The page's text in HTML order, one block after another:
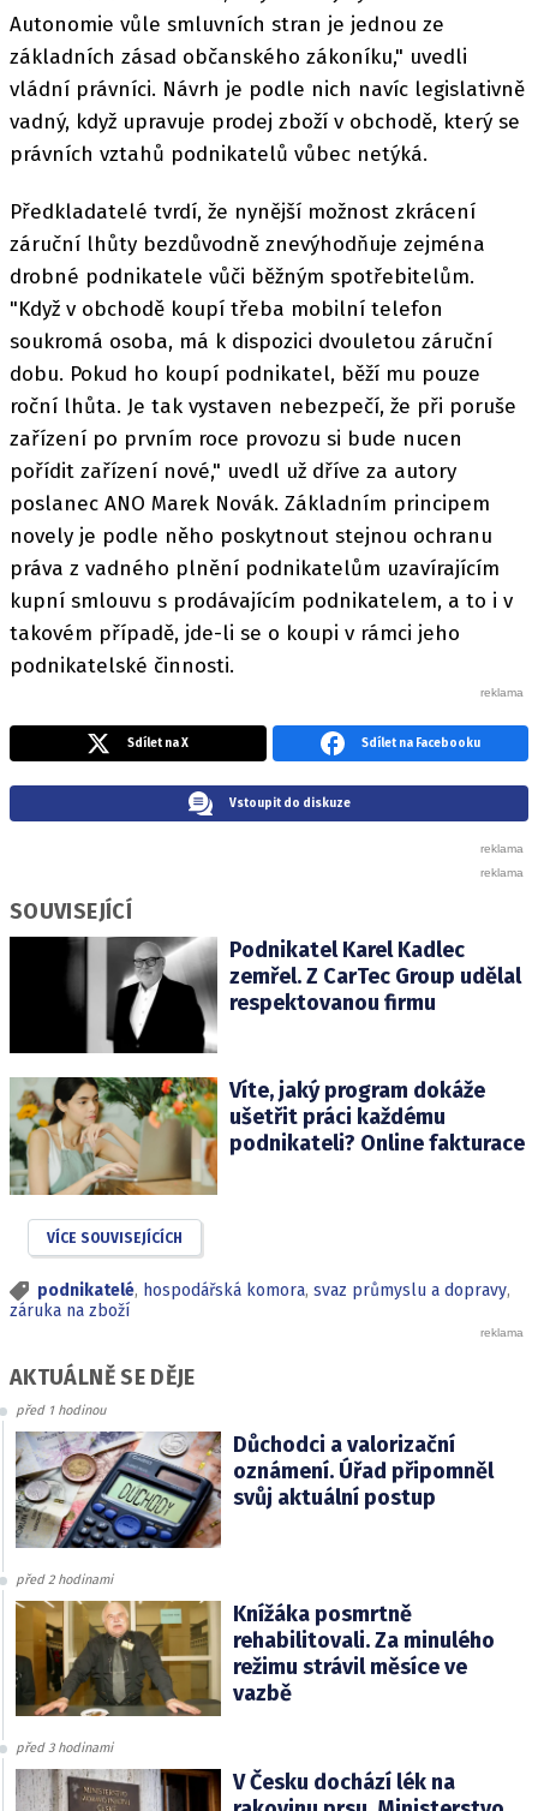
Autonomie vůle smluvních stran je jednou ze
základních zásad občanského zákoníku," uvedli
vládní právníci. Návrh je podle nich navíc legislativně
vadný, když upravuje prodej zboží v obchodě, který se
právních vztahů podnikatelů vůbec netýká.
Předkladatelé tvrdí, že nynější možnost zkrácení
záruční lhůty bezdůvodně znevýhodňuje zejména
drobné podnikatele vůči běžným spotřebitelům.
"Když v obchodě koupí třeba mobilní telefon
soukromá osoba, má k dispozici dvouletou záruční
dobu. Pokud ho koupí podnikatel, běží mu pouze
roční lhůta. Je tak vystaven nebezpečí, že při poruše
zařízení po prvním roce provozu si bude nucen
pořídit zařízení nové," uvedl už dříve za autory
poslanec ANO Marek Novák. Základním principem
novely je podle něho poskytnout stejnou ochranu
práva z vadného plnění podnikatelům uzavírajícím
kupní smlouvu s prodávajícím podnikatelem, a to i v
takovém případě, jde-li se o koupi v rámci jeho
podnikatelské činnosti.
Sdílet na X Sdílet na Facebooku
Vstoupit do diskuze
SOUVISEJÍCÍ
Podnikatel Karel Kadlec
zemřel. Z CarTec Group udělal
respektovanou firmu
Víte, jaký program dokáže
ušetřit práci každému
podnikateli? Online fakturace
VÍCE SOUVISEJÍCÍCH
podnikatelé, hospodářská komora, svaz průmyslu a dopravy,
záruka na zboží
AKTUÁLNĚ SE DĚJE
před 1 hodinou
Důchodci a valorizační
oznámení. Úřad připomněl
svůj aktuální postup
před 2 hodinami
Knížáka posmrtně
rehabilitovali. Za minulého
režimu strávil měsíce ve
vazbě
před 3 hodinami
V Česku dochází lék na